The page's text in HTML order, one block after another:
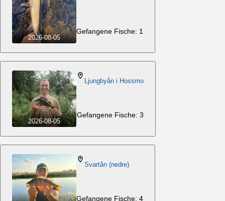
2026-08-05
Gefangene Fische: 1
2026-08-05
Ljungbyån i Hossmo
Gefangene Fische: 3
Svartån (nedre)
Gefangene Fische: 4